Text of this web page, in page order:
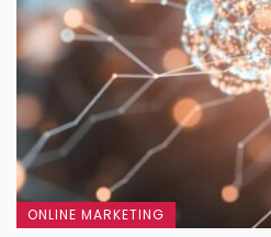
ONLINE MARKETING